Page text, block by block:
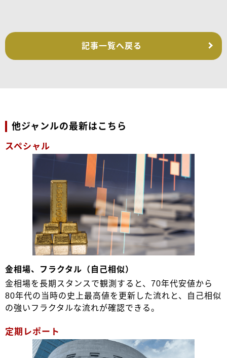
記事一覧へ戻る
他ジャンルの最新はこちら
スペシャル
金相場、フラクタル（自己相似）
金相場を長期スタンスで観測すると、70年代安値から
80年代の当時の史上最高値を更新した流れと、自己相似
の強いフラクタルな流れが確認できる。
定期レポート